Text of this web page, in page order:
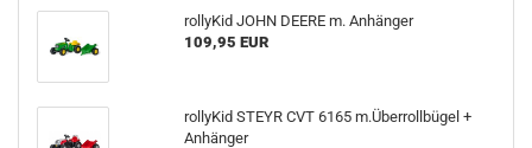
rollyKid JOHN DEERE m. Anhänger
109,95 EUR
rollyKid STEYR CVT 6165 m.Überrollbügel +
Anhänger